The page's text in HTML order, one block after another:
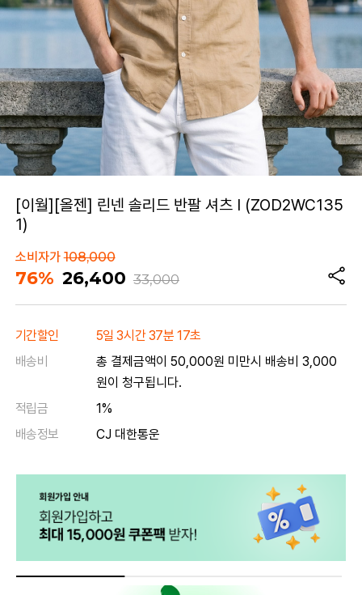
[이월][올젠] 린넨 솔리드 반팔 셔츠 I (ZOD2WC135
1)
소비자가108,000
76% 26,400 33,000
기간할인
5일 3시간 37분 17초
배송비
총 결제금액이 50,000원 미만시 배송비 3,000
원이 청구됩니다.
적립금
1%
배송정보
CJ 대한통운